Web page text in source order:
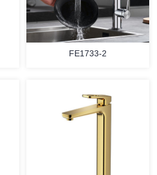
FE1733-2